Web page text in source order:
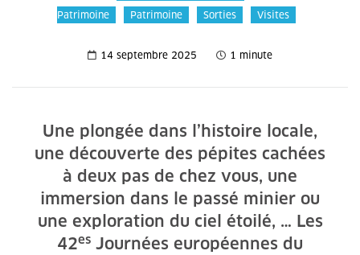
Patrimoine
Patrimoine Sorties Visites
14 septembre 2025 1 minute
Une plongée dans l’histoire locale,
une découverte des pépites cachées
à deux pas de chez vous, une
immersion dans le passé minier ou
une exploration du ciel étoilé, … Les
42es Journées européennes du